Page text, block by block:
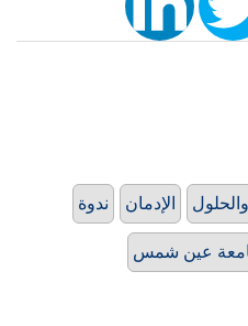
ندوة الإدمان
عين شمس